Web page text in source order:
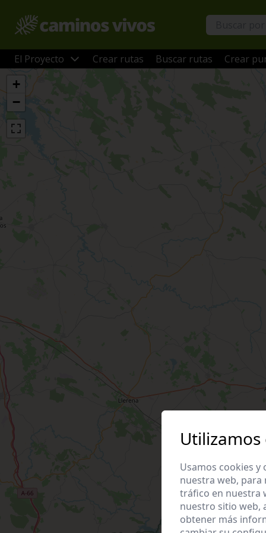
El Proyecto Crear rutas Buscar rutas Crear
+
−
Utilizamos
Usamos cookies
nuestra web, para
tráfico en nuestra
nuestro sitio web,
obtener más